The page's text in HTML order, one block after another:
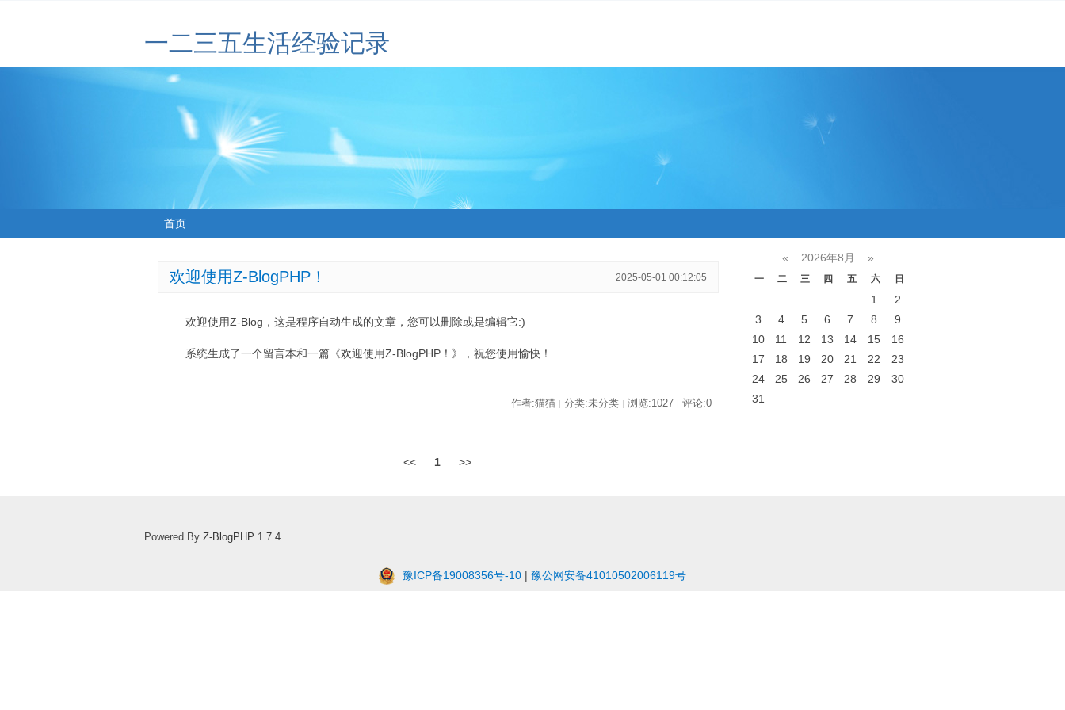
一二三五生活经验记录
首页
欢迎使用Z-BlogPHP！ 2025-05-01 00:12:05
欢迎使用Z-Blog，这是程序自动生成的文章，您可以删除或是编辑它:)
系统生成了一个留言本和一篇《欢迎使用Z-BlogPHP！》，祝您使用愉快！
作者:猫猫 | 分类:未分类 | 浏览:1027 | 评论:0
<< 1 >>
« 2026年8月 »
一 二 三 四 五 六 日
1
2
3
4 5 6 7 8
9
10
11 12 13 14 15
16
17
18 19 20 21 22
23
24
25 26 27 28 29
30
31
Powered By Z-BlogPHP 1.7.4
豫ICP备19008356号-10 | 豫公网安备41010502006119号